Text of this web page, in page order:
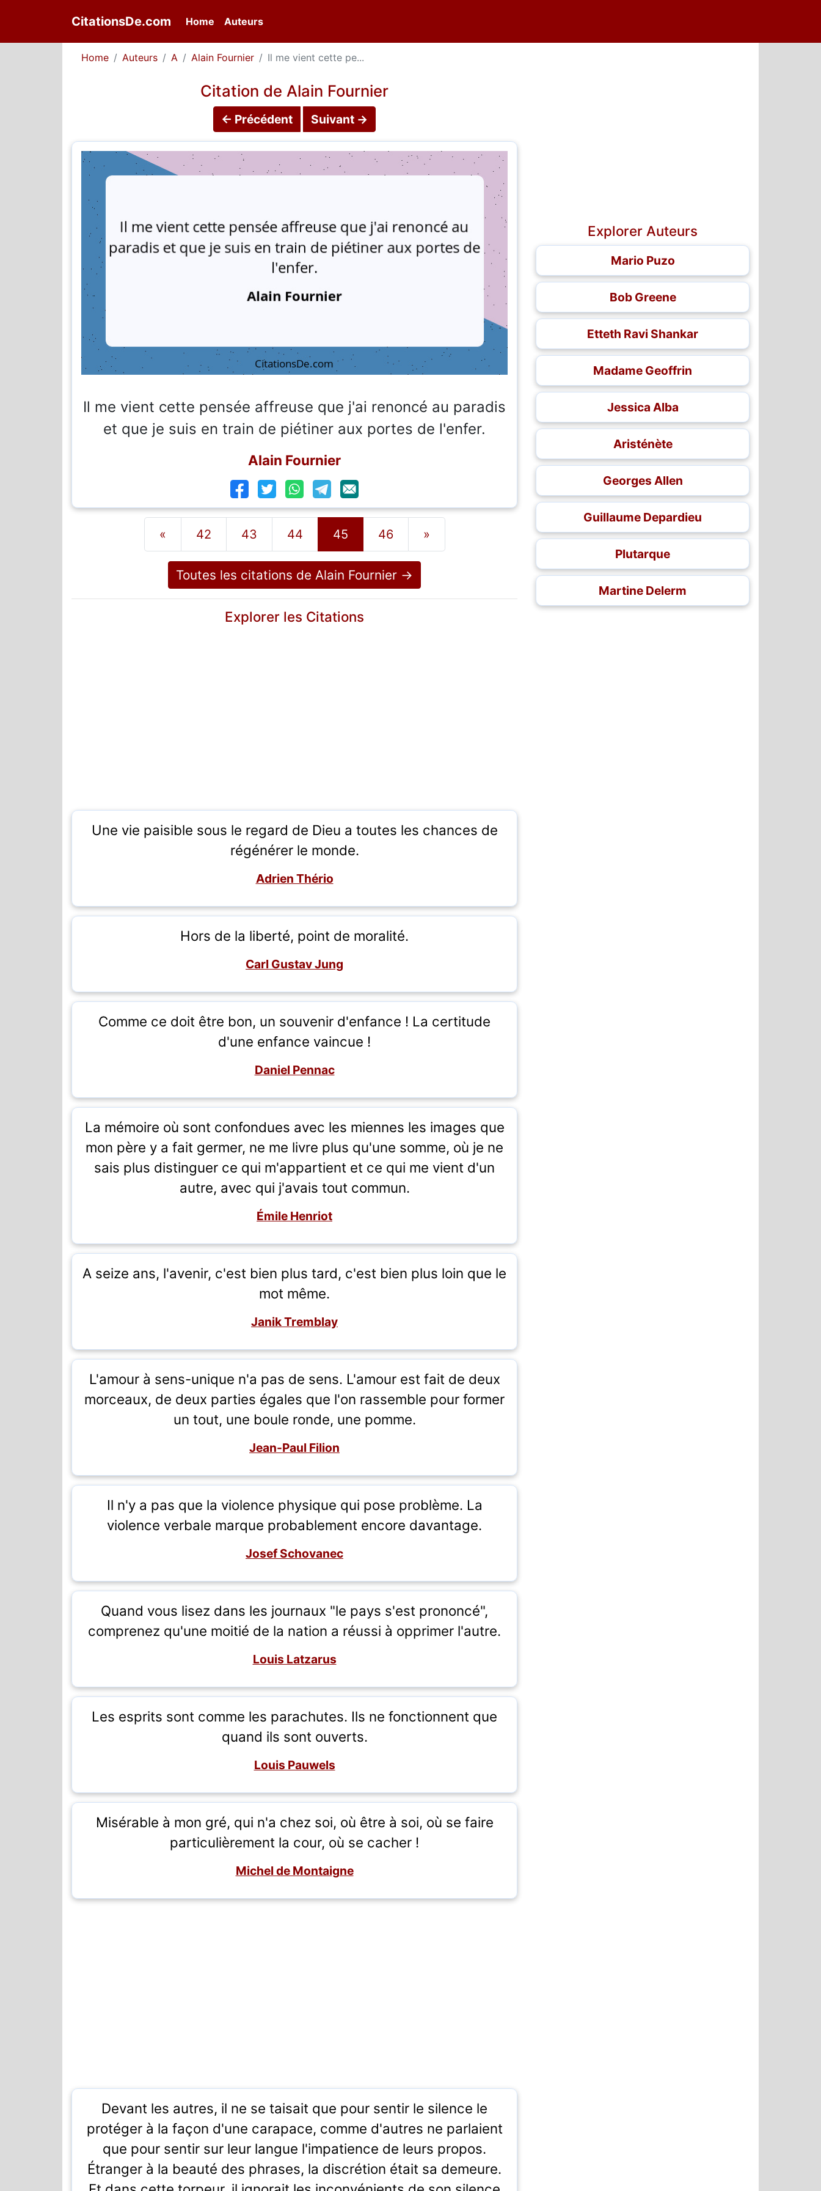
CitationsDe.com Home (current)
Auteurs
Home Auteurs A Alain Fournier Il me vient cette pe...
Citation de Alain Fournier
← Précédent Suivant →
Il me vient cette pensée affreuse que j'ai renoncé au paradis
et que je suis en train de piétiner aux portes de l'enfer.
Alain Fournier
« 42 43 44 45 46 »
Toutes les citations de Alain Fournier →
Explorer les Citations
Une vie paisible sous le regard de Dieu a toutes les chances de
régénérer le monde.
Adrien Thério
Hors de la liberté, point de moralité.
Carl Gustav Jung
Comme ce doit être bon, un souvenir d'enfance ! La certitude
d'une enfance vaincue !
Daniel Pennac
La mémoire où sont confondues avec les miennes les images que
mon père y a fait germer, ne me livre plus qu'une somme, où je ne
sais plus distinguer ce qui m'appartient et ce qui me vient d'un
autre, avec qui j'avais tout commun.
Émile Henriot
A seize ans, l'avenir, c'est bien plus tard, c'est bien plus loin que le
mot même.
Janik Tremblay
L'amour à sens-unique n'a pas de sens. L'amour est fait de deux
morceaux, de deux parties égales que l'on rassemble pour former
un tout, une boule ronde, une pomme.
Jean-Paul Filion
Il n'y a pas que la violence physique qui pose problème. La
violence verbale marque probablement encore davantage.
Josef Schovanec
Quand vous lisez dans les journaux "le pays s'est prononcé",
comprenez qu'une moitié de la nation a réussi à opprimer l'autre.
Louis Latzarus
Les esprits sont comme les parachutes. Ils ne fonctionnent que
quand ils sont ouverts.
Louis Pauwels
Misérable à mon gré, qui n'a chez soi, où être à soi, où se faire
particulièrement la cour, où se cacher !
Michel de Montaigne
Devant les autres, il ne se taisait que pour sentir le silence le
protéger à la façon d'une carapace, comme d'autres ne parlaient
que pour sentir sur leur langue l'impatience de leurs propos.
Étranger à la beauté des phrases, la discrétion était sa demeure.
Explorer Auteurs
Mario Puzo
Bob Greene
Etteth Ravi Shankar
Madame Geoffrin
Jessica Alba
Aristénète
Georges Allen
Guillaume Depardieu
Plutarque
Martine Delerm